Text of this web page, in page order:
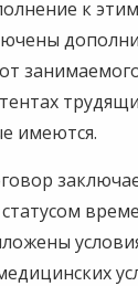
к
имеются.